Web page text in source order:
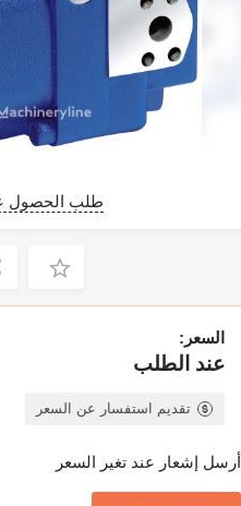
طلب الحصول
السعر:
عند الطلب
تقديم استفسار عن السعر
أرسل إشعار عند تغير السعر